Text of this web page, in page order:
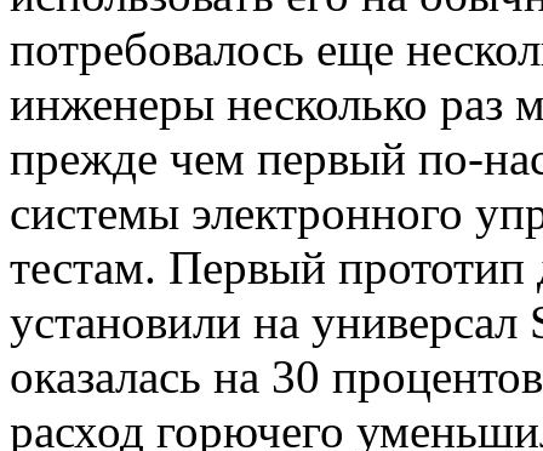
потребовалось еще
инженеры несколько раз
прежде чем первый по-
системы электронного
тестам. Первый прототип
установили на универсал
оказалась на 30
расход горючего